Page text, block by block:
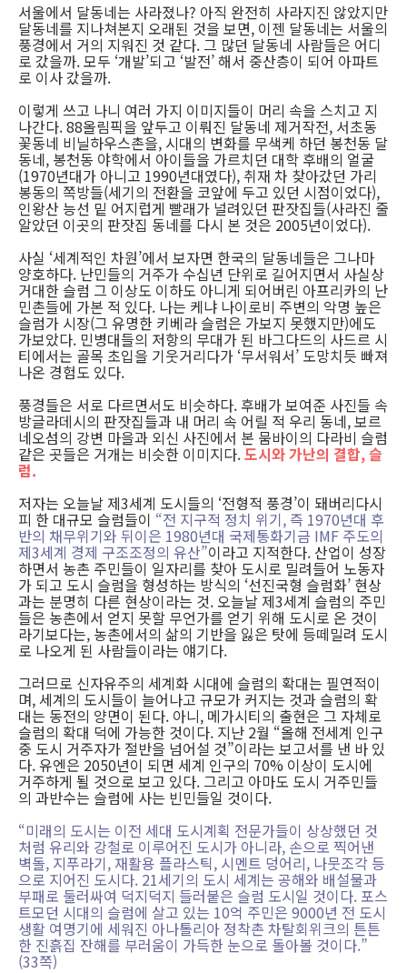
서울에서 달동네는 사라졌나? 아직 완전히 사라지진 않았지만
달동네를 지나쳐본지 오래된 것을 보면, 이젠 달동네는 서울의
풍경에서 거의 지워진 것 같다. 그 많던 달동네 사람들은 어디
로 갔을까. 모두 ‘개발’되고 ‘발전’ 해서 중산층이 되어 아파트
로 이사 갔을까.
이렇게 쓰고 나니 여러 가지 이미지들이 머리 속을 스치고 지
나간다. 88올림픽을 앞두고 이뤄진 달동네 제거작전, 서초동
꽃동네 비닐하우스촌을, 시대의 변화를 무색케 하던 봉천동 달
동네, 봉천동 야학에서 아이들을 가르치던 대학 후배의 얼굴
(1970년대가 아니고 1990년대였다), 취재 차 찾아갔던 가리
봉동의 쪽방들(세기의 전환을 코앞에 두고 있던 시점이었다),
인왕산 능선 밑 어지럽게 빨래가 널려있던 판잣집들(사라진 줄
알았던 이곳의 판잣집 동네를 다시 본 것은 2005년이었다).
사실 ‘세계적인 차원’에서 보자면 한국의 달동네들은 그나마
양호하다. 난민들의 거주가 수십년 단위로 길어지면서 사실상
거대한 슬럼 그 이상도 이하도 아니게 되어버린 아프리카의 난
민촌들에 가본 적 있다. 나는 케냐 나이로비 주변의 악명 높은
슬럼가 시장(그 유명한 키베라 슬럼은 가보지 못했지만)에도
가보았다. 민병대들의 저항의 무대가 된 바그다드의 사드르 시
티에서는 골목 초입을 기웃거리다가 ‘무서워서’ 도망치듯 빠져
나온 경험도 있다.
풍경들은 서로 다르면서도 비슷하다. 후배가 보여준 사진들 속
방글라데시의 판잣집들과 내 머리 속 어릴 적 우리 동네, 보르
네오섬의 강변 마을과 외신 사진에서 본 뭄바이의 다라비 슬럼
같은 곳들은 거개는 비슷한 이미지다.도시와 가난의 결합, 슬
럼.
저자는 오늘날 제3세계 도시들의 ‘전형적 풍경’이 돼버리다시
피 한 대규모 슬럼들이 “전 지구적 정치 위기, 즉 1970년대 후
반의 채무위기와 뒤이은 1980년대 국제통화기금 IMF 주도의
제3세계 경제 구조조정의 유산”이라고 지적한다. 산업이 성장
하면서 농촌 주민들이 일자리를 찾아 도시로 밀려들어 노동자
가 되고 도시 슬럼을 형성하는 방식의 ‘선진국형 슬럼화’ 현상
과는 분명히 다른 현상이라는 것. 오늘날 제3세계 슬럼의 주민
들은 농촌에서 얻지 못할 무언가를 얻기 위해 도시로 온 것이
라기보다는, 농촌에서의 삶의 기반을 잃은 탓에 등떼밀려 도시
로 나오게 된 사람들이라는 얘기다.
그러므로 신자유주의 세계화 시대에 슬럼의 확대는 필연적이
며, 세계의 도시들이 늘어나고 규모가 커지는 것과 슬럼의 확
대는 동전의 양면이 된다. 아니, 메가시티의 출현은 그 자체로
슬럼의 확대 덕에 가능한 것이다. 지난 2월 “올해 전세계 인구
중 도시 거주자가 절반을 넘어설 것”이라는 보고서를 낸 바 있
다. 유엔은 2050년이 되면 세계 인구의 70% 이상이 도시에
거주하게 될 것으로 보고 있다. 그리고 아마도 도시 거주민들
의 과반수는 슬럼에 사는 빈민들일 것이다.
“미래의 도시는 이전 세대 도시계획 전문가들이 상상했던 것
처럼 유리와 강철로 이루어진 도시가 아니라, 손으로 찍어낸
벽돌, 지푸라기, 재활용 플라스틱, 시멘트 덩어리, 나뭇조각 등
으로 지어진 도시다. 21세기의 도시 세계는 공해와 배설물과
부패로 둘러싸여 덕지덕지 들러붙은 슬럼 도시일 것이다. 포스
트모던 시대의 슬럼에 살고 있는 10억 주민은 9000년 전 도시
생활 여명기에 세워진 아나톨리아 정착촌 차탈회위크의 튼튼
한 진흙집 잔해를 부러움이 가득한 눈으로 돌아볼 것이다.”
(33쪽)